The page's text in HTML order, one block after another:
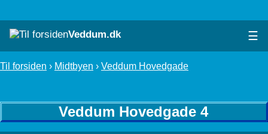
Veddum.dk ☰
Til forsiden › Midtbyen › Veddum Hovedgade
Veddum Hovedgade 4